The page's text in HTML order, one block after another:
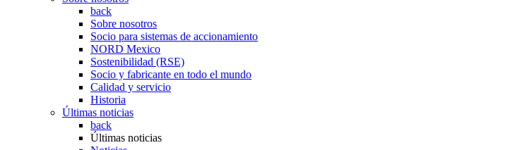
back
Sobre nosotros
Socio para sistemas de accionamiento
NORD Mexico
Sostenibilidad (RSE)
Socio y fabricante en todo el mundo
Calidad y servicio
Historia
Últimas noticias
back
Últimas noticias